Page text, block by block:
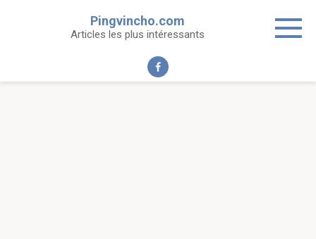
Pingvincho.com
Articles les plus intéressants